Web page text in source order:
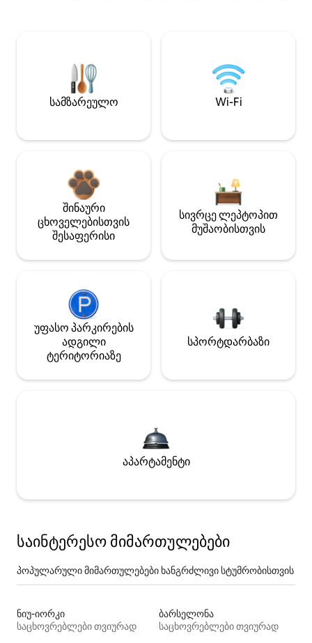
სამზარეულო Wi-Fi
შინაური
ცხოველებისთვის
შესაფერისი
სივრცე ლეპტოპით
მუშაობისთვის
უფასო პარკირების
ადგილი
ტერიტორიაზე
სპორტდარბაზი
აპარტამენტი
საინტერესო მიმართულებები
პოპულარული მიმართულებები ხანგრძლივი სტუმრობისთვის
ნიუ-იორკი
საცხოვრებლები თვიურად
ბარსელონა
საცხოვრებლები თვიურად